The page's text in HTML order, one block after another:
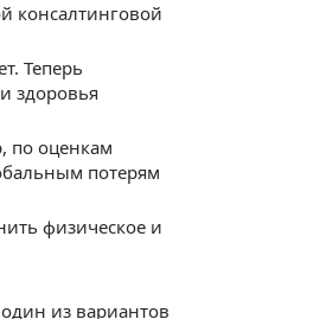
консалтинговой
Теперь
здоровья
по оценкам
потерям
физическое и
из вариантов